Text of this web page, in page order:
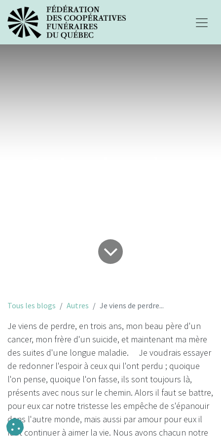
Tous les blogs Autres Je viens de perdre...
Je viens de perdre, en trois ans, mon beau père d'un
cancer, mon frère d'un suicide, et maintenant ma mère
des suites d'une longue maladie. Je voudrais essayer
de redonner l'espoir à ceux qui l'ont perdu ; quoique
l'on pense, quoique l'on fasse, ils sont toujours là,
présents avec nous sur le chemin. Alors il faut se battre,
pour eux car notre tristesse les empêche de s'épanouir
dans l'autre monde, mais aussi par amour pour eux il
faut continuer à aimer la vie. Nous avons chacun notre